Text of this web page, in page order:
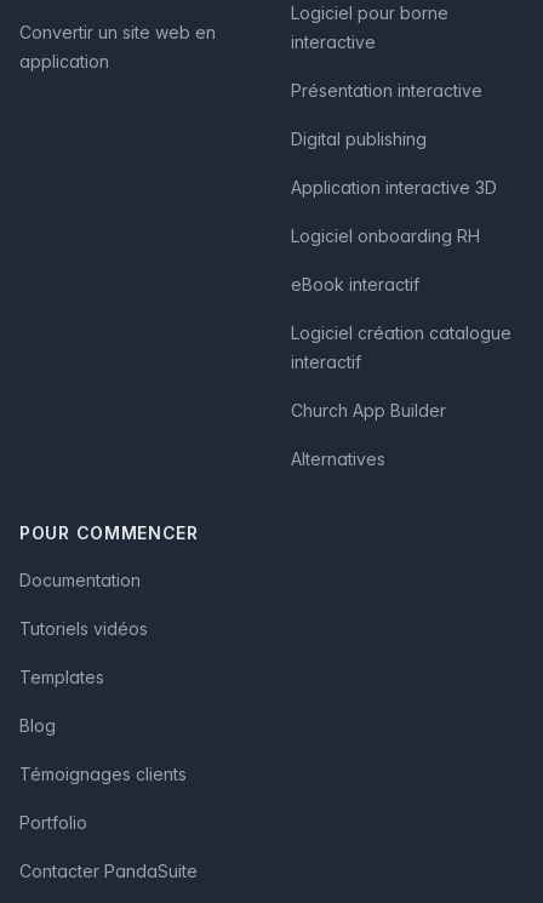
Convertir un site web en
application
Logiciel pour borne
interactive
Présentation interactive
Digital publishing
Application interactive 3D
Logiciel onboarding RH
eBook interactif
Logiciel création catalogue
interactif
Church App Builder
Alternatives
POUR COMMENCER
Documentation
Tutoriels vidéos
Templates
Blog
Témoignages clients
Portfolio
Contacter PandaSuite